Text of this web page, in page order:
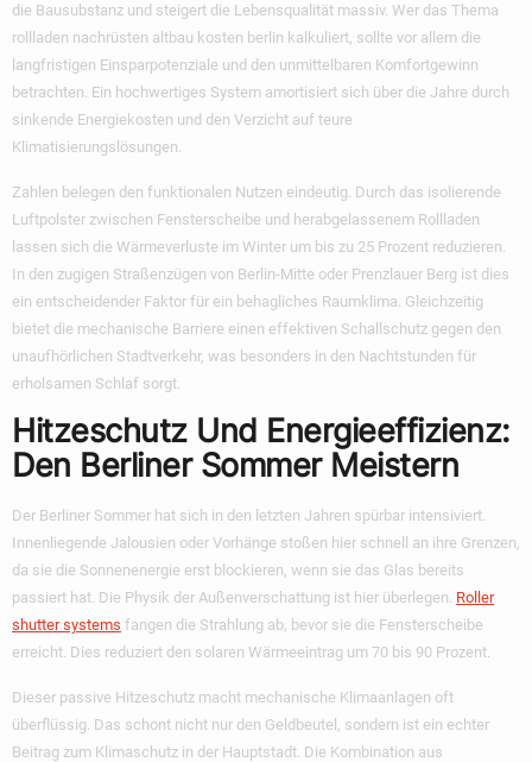
die Bausubstanz und steigert die Lebensqualität massiv. Wer das Thema
rollladen nachrüsten altbau kosten berlin kalkuliert, sollte vor allem die
langfristigen Einsparpotenziale und den unmittelbaren Komfortgewinn
betrachten. Ein hochwertiges System amortisiert sich über die Jahre durch
sinkende Energiekosten und den Verzicht auf teure
Klimatisierungslösungen.
Zahlen belegen den funktionalen Nutzen eindeutig. Durch das isolierende
Luftpolster zwischen Fensterscheibe und herabgelassenem Rollladen
lassen sich die Wärmeverluste im Winter um bis zu 25 Prozent reduzieren.
In den zugigen Straßenzügen von Berlin-Mitte oder Prenzlauer Berg ist dies
ein entscheidender Faktor für ein behagliches Raumklima. Gleichzeitig
bietet die mechanische Barriere einen effektiven Schallschutz gegen den
unaufhörlichen Stadtverkehr, was besonders in den Nachtstunden für
erholsamen Schlaf sorgt.
Hitzeschutz Und Energieeffizienz:
Den Berliner Sommer Meistern
Der Berliner Sommer hat sich in den letzten Jahren spürbar intensiviert.
Innenliegende Jalousien oder Vorhänge stoßen hier schnell an ihre Grenzen,
da sie die Sonnenenergie erst blockieren, wenn sie das Glas bereits
passiert hat. Die Physik der Außenverschattung ist hier überlegen. Roller
shutter systems fangen die Strahlung ab, bevor sie die Fensterscheibe
erreicht. Dies reduziert den solaren Wärmeeintrag um 70 bis 90 Prozent.
Dieser passive Hitzeschutz macht mechanische Klimaanlagen oft
überflüssig. Das schont nicht nur den Geldbeutel, sondern ist ein echter
Beitrag zum Klimaschutz in der Hauptstadt. Die Kombination aus